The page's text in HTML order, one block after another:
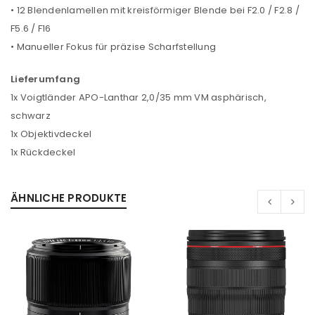
ANMELDEN
Benutzername oder E-Mail-Adresse*
ANMELDEN
PASSWORT VERGESSEN?
REGISTRIEREN
• 12 Blendenlamellen mit kreisförmiger Blende bei F2.0 / F2.8 /
F5.6 / F16
• Manueller Fokus für präzise Scharfstellung
Lieferumfang
1x Voigtländer APO-Lanthar 2,0/35 mm VM asphärisch,
schwarz
1x Objektivdeckel
1x Rückdeckel
ÄHNLICHE PRODUKTE